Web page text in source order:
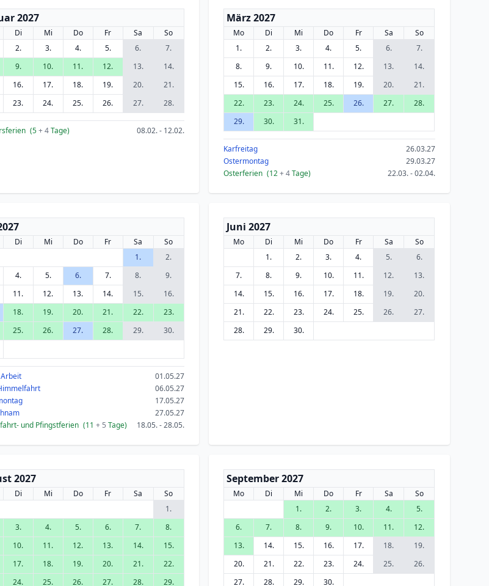
2027
Di Mi Do Fr Sa
So
2. 3. 4. 5. 6.
7.
9. 10. 11. 12. 13.
14.
16. 17. 18. 19. 20.
21.
23. 24. 25. 26. 27. 28.
(5+ 4Tage) 08.02. - 12.02.
März 2027
Mo Di Mi Do Fr Sa
So
1.
2. 3. 4. 5. 6.
7.
8.
9. 10. 11. 12. 13.
14.
15.
16. 17. 18. 19. 20.
21.
22.
23. 24. 25. 26. 27.
28.
29.
30. 31.
Karfreitag
26.03.27
Ostermontag
29.03.27
Osterferien (12+ 4Tage) 22.03. - 02.04.
Di Mi Do Fr Sa
So
1.
2.
4. 5. 6. 7. 8.
9.
11. 12. 13. 14. 15.
16.
18. 19. 20. 21. 22.
23.
25. 26. 27. 28. 29.
30.
01.05.27
06.05.27
17.05.27
27.05.27
und Pfingstferien (11 + 5 Tage) 18.05. - 28.05.
Juni 2027
Mo Di Mi Do Fr Sa
So
1.
2. 3. 4. 5.
6.
7.
8. 9. 10. 11. 12.
13.
14.
15. 16. 17. 18. 19.
20.
21.
22. 23. 24. 25. 26.
27.
28.
29. 30.
2027
Di Mi Do Fr Sa
So
1.
3. 4. 5. 6. 7.
8.
10. 11. 12. 13. 14.
15.
17. 18. 19. 20. 21.
22.
24. 25. 26. 27. 28. 29.
September 2027
Mo Di Mi Do Fr Sa
So
1.
2. 3. 4.
5.
6.
7. 8. 9. 10. 11.
12.
13.
14. 15. 16. 17. 18.
19.
20.
21. 22. 23. 24. 25.
26.
27.
28. 29. 30.